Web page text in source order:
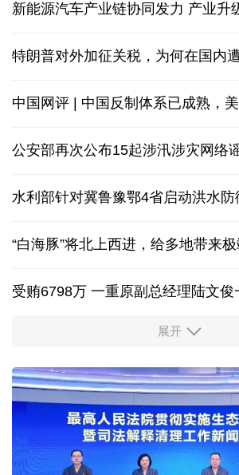
新能源汽车产业链协同发力 产业升
特朗普对外加征关税，为何在国内
中国网评 | 中国反制体系已成熟，
公安部再次公布15起涉汛涉灾网络
水利部针对冀鲁豫鄂4省启动洪水
“白海豚”将北上西进，给多地带来
受贿6798万 一重原副总经理陆文
从中国空调热销欧洲，看中国制造
二季度中国清洁能源建设景气指数
服贸会进入倒计时一个月 180余项
展开